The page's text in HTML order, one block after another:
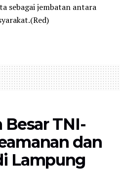
sebagai jembatan antara
Besar TNI-
dan
Lampung